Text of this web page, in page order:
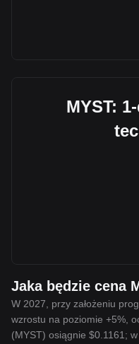
MYST:
Jaka będzie cena
W 2027, przy założeniu
wzrostu na poziomie +5%,
(MYST) osiągnie $0.1161;